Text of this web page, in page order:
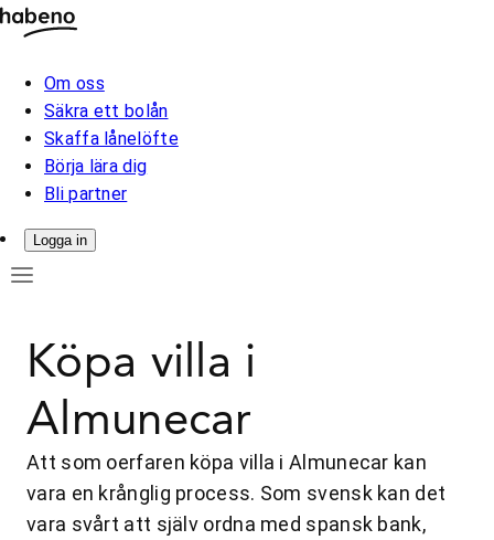
Om oss
Säkra ett bolån
Skaffa lånelöfte
Börja lära dig
Bli partner
Logga in
Köpa villa i
Almunecar
Att som oerfaren köpa villa i Almunecar kan
vara en krånglig process. Som svensk kan det
vara svårt att själv ordna med spansk bank,